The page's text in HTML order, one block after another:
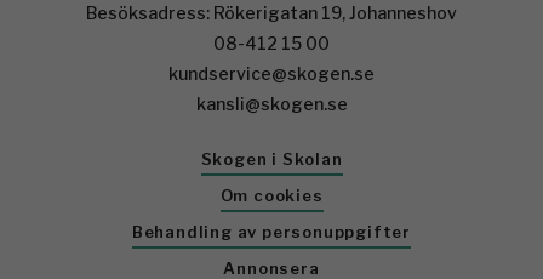
Besöksadress: Rökerigatan 19, Johanneshov
08-412 15 00
kundservice@skogen.se
kansli@skogen.se
Skogen i Skolan
Om cookies
Behandling av personuppgifter
Annonsera